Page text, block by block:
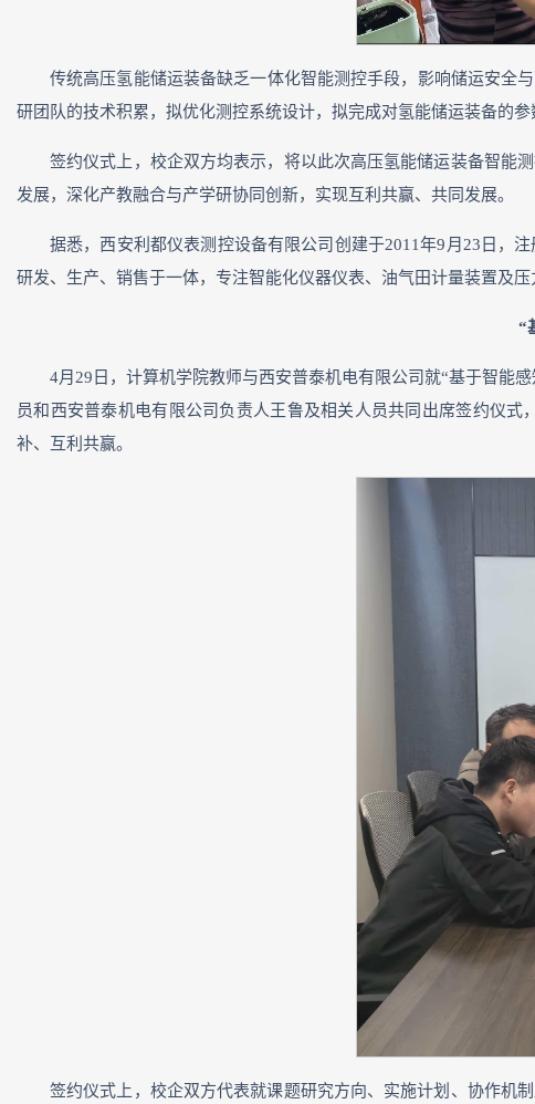
传统高压氢能储运装备缺乏一体化智能测控手段，影响储运安全
研团队的技术积累，拟优化测控系统设计，拟完成对氢能储运装备的
签约仪式上，校企双方均表示，将以此次高压氢能储运装备智能
发展，深化产教融合与产学研协同创新，实现互利共赢、共同发展。
据悉，西安利都仪表测控设备有限公司创建于2011年9月23日，
研发、生产、销售于一体，专注智能化仪器仪表、油气田计量装置及
“
4月29日，计算机学院教师与西安普泰机电有限公司就“基于智能
员和西安普泰机电有限公司负责人王鲁及相关人员共同出席签约仪
补、互利共赢。
签约仪式上，校企双方代表就课题研究方向、实施计划、协作